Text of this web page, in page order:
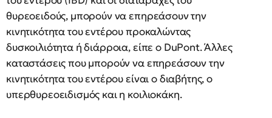
θυρεοειδούς, μπορούν να επηρεάσουν την
κινητικότητα του εντέρου προκαλώντας
δυσκοιλιότητα ή διάρροια, είπε ο DuPont. Άλλες
καταστάσεις που μπορούν να επηρεάσουν την
κινητικότητα του εντέρου είναι ο διαβήτης, ο
υπερθυρεοειδισμός και η κοιλιοκάκη.